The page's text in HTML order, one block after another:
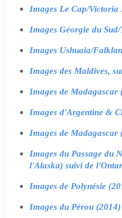
Images Le Cap/Victoria
Images Géorgie du
Images Ushuaia/
Images des Maldives,
Images de Madagascar
Images d'Argentine &
Images de Madagascar
Images du Passage du
l'Alaska) suivi de
Images de Polynésie
Images du Pérou (2014)